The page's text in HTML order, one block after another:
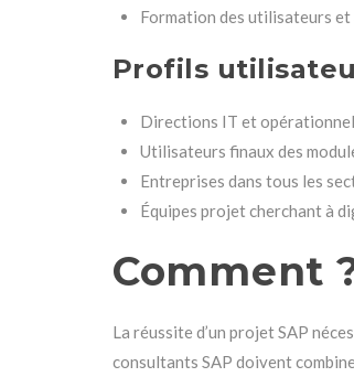
Formation des utilisateurs et
Profils
Directions IT et
Utilisateurs finaux des
Entreprises dans tous les
Équipes projet cherchant à
Comment
La réussite d’un projet SAP
consultants SAP doivent